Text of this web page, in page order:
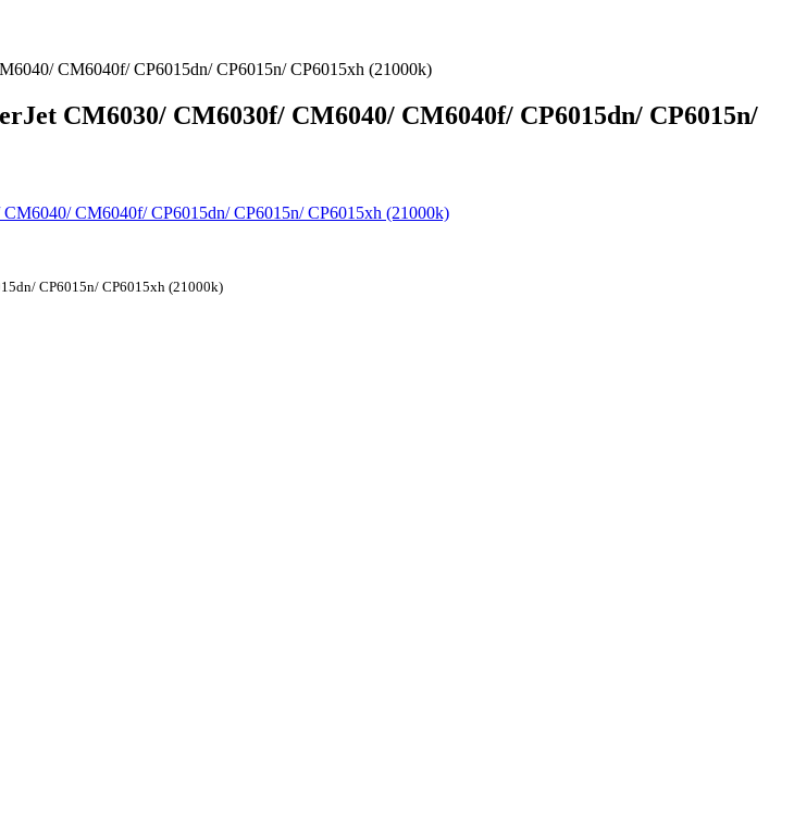
CM6040f/ CP6015dn/ CP6015n/ CP6015xh (21000k)
CM6030/ CM6030f/ CM6040/ CM6040f/ CP6015dn/ CP6015n/
CP6015n/ CP6015xh (21000k)